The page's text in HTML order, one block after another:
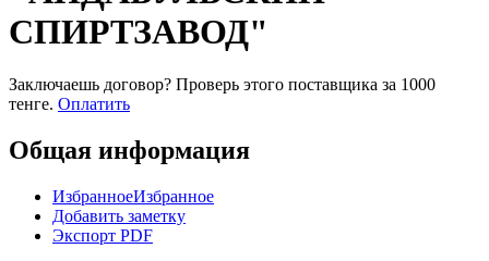
СПИРТЗАВОД"
Заключаешь договор? Проверь этого поставщика за 1000
тенге. Оплатить
Общая информация
ИзбранноеИзбранное
Добавить заметку
Экспорт PDF